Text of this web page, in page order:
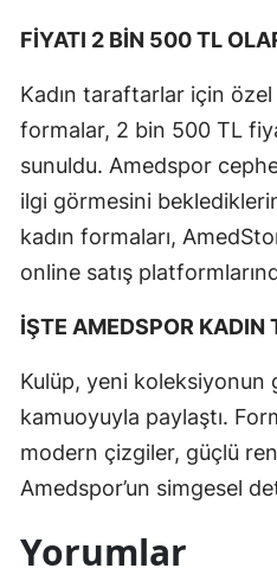
FİYATI 2 BİN 500 TL
Kadın taraftarlar için
formalar, 2 bin 500 TL
sunuldu. Amedspor
ilgi görmesini
kadın formaları,
online satış
İŞTE AMEDSPOR KADIN
Kulüp, yeni koleksiyonun
kamuoyuyla paylaştı.
modern çizgiler, güçlü
Amedspor’un simgesel
Yorumlar